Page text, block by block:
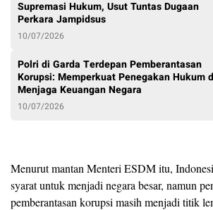
Supremasi Hukum, Usut Tuntas Dugaan
Perkara Jampidsus
10/07/2026
Polri di Garda Terdepan Pemberantasan
Korupsi: Memperkuat Penegakan Hukum
Menjaga Keuangan Negara
10/07/2026
Menurut mantan Menteri ESDM itu,
syarat untuk menjadi negara besar, namun
pemberantasan korupsi masih menjadi titik